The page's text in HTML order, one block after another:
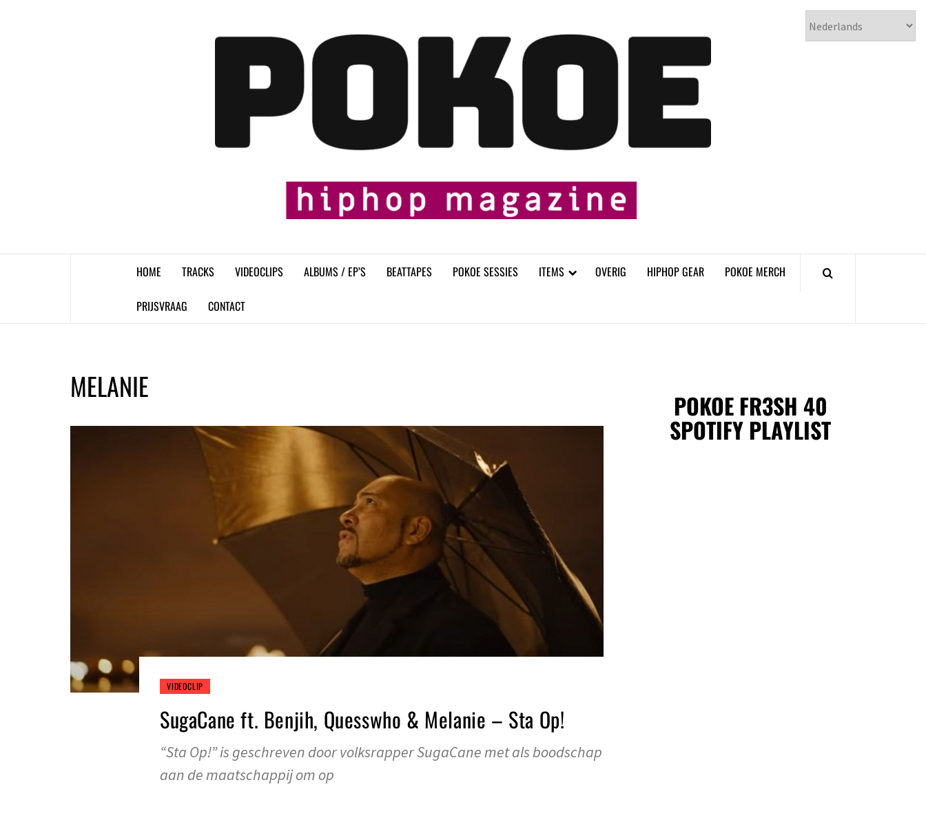
𝗣𝗢𝗞𝗢𝗘
HOME TRACKS VIDEOCLIPS ALBUMS / EP’S BEATTAPES POKOE SESSIES ITEMS OVERIG HIPHOP GEAR POKOE MERCH
PRIJSVRAAG CONTACT
MELANIE
VIDEOCLIP
SugaCane ft. Benjih, Quesswho & Melanie – Sta Op!
“Sta Op!” is geschreven door volksrapper SugaCane met als boodschap
aan de maatschappij om op
POKOE FR3SH 40
SPOTIFY PLAYLIST